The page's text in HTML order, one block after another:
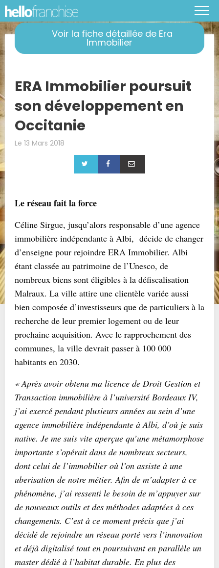
Voir la fiche détaillée de Era
Immobilier
ERA Immobilier poursuit
son développement en
Occitanie
Le 13 Mars 2018
Le réseau fait la force
Céline Sirgue, jusqu’alors responsable d’une agence
immobilière indépendante à Albi, décide de changer
d’enseigne pour rejoindre ERA Immobilier. Albi
étant classée au patrimoine de l’Unesco, de
nombreux biens sont éligibles à la défiscalisation
Malraux. La ville attire une clientèle variée aussi
bien composée d’investisseurs que de particuliers à la
recherche de leur premier logement ou de leur
prochaine acquisition. Avec le rapprochement des
communes, la ville devrait passer à 100 000
habitants en 2030.
« Après avoir obtenu ma licence de Droit Gestion et
Transaction immobilière à l’université Bordeaux IV,
j’ai exercé pendant plusieurs années au sein d’une
agence immobilière indépendante à Albi, d’où je suis
native. Je me suis vite aperçue qu’une métamorphose
importante s’opérait dans de nombreux secteurs,
dont celui de l’immobilier où l’on assiste à une
uberisation de notre métier. Afin de m’adapter à ce
phénomène, j’ai ressenti le besoin de m’appuyer sur
de nouveaux outils et des méthodes adaptées à ces
changements. C’est à ce moment précis que j’ai
décidé de rejoindre un réseau porté vers l’innovation
et déjà digitalisé tout en poursuivant en parallèle un
master dédié à l’habitat durable. En plus des